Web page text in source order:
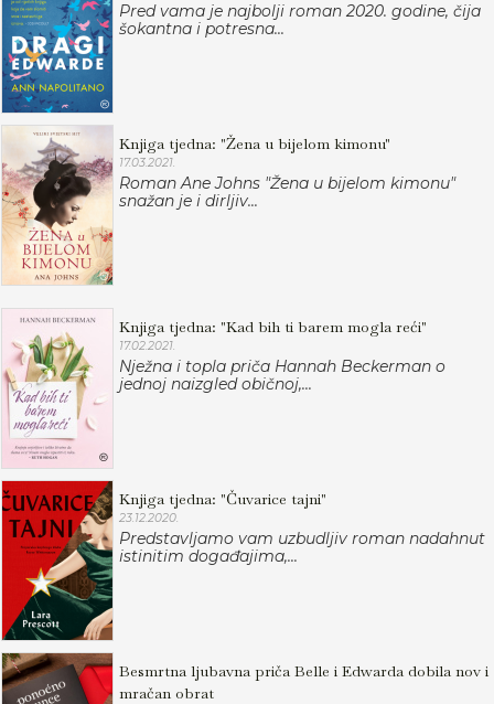
Pred vama je najbolji roman 2020. godine, čija
šokantna i potresna...
Knjiga tjedna: "Žena u bijelom kimonu"
17.03.2021.
Roman Ane Johns "Žena u bijelom kimonu"
snažan je i dirljiv...
Knjiga tjedna: "Kad bih ti barem mogla reći"
17.02.2021.
Nježna i topla priča Hannah Beckerman o
jednoj naizgled običnoj,...
Knjiga tjedna: "Čuvarice tajni"
23.12.2020.
Predstavljamo vam uzbudljiv roman nadahnut
istinitim događajima,...
Besmrtna ljubavna priča Belle i Edwarda dobila nov i
mračan obrat